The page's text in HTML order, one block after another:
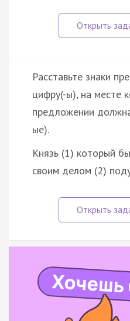
Расставьте знаки
цифру(-ы), на месте
предложении
ые).
Князь (1) который
своим делом (2)